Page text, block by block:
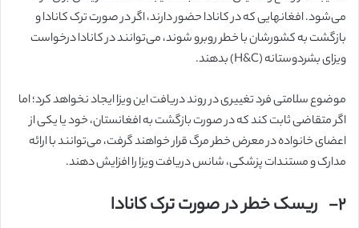
می‌شود. افغانهایی که در کانادا حضور دارند، اگر در صورت ترک کانادا و
بازگشت به کشورشان با خطر روبرو شوند، می‌توانند در کانادا درخواست
ویزای بشردوستانه (H&C) بدهند.
موضوع سلامتی فرد تغییری در روند دریافت این ویزا ایجاد نخواهد کرد؛ اما
اگر متقاضی ثابت کند که در صورت بازگشت به افغانستان، خود یا یکی از
اعضای خانواده در معرض خطر مرگ قرار خواهند گرفت، می‌توانند با ارائه
مدارک و مستندات پزشکی، شانس دریافت ویزا را افزایش دهند.
۲- ریسک خطر در صورت ترک کانادا